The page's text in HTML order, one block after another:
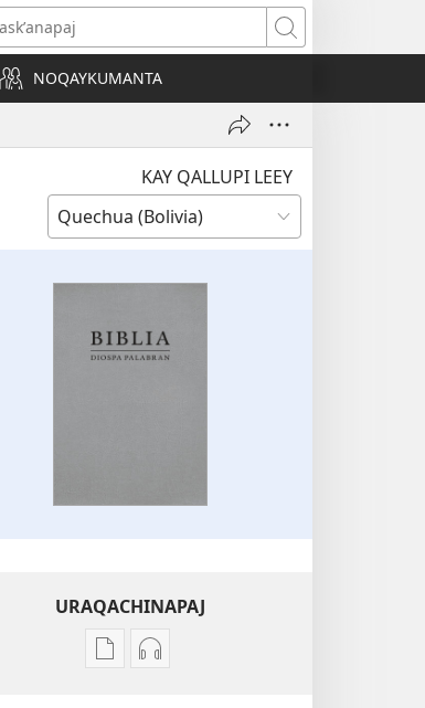
Maskʼanapaj
NOQAYKUMANTA
KAY QALLUPI LEEY
URAQACHINAPAJ
Publicacionta
Grabasqata